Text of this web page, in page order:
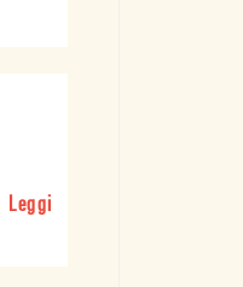
Leggi